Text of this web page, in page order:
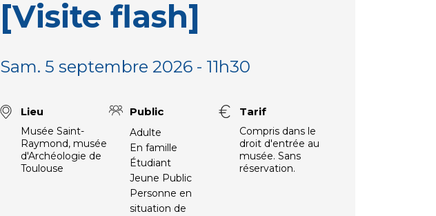
[Visite flash]
Sam. 5 septembre 2026 - 11h30
Lieu
Musée Saint-
Raymond, musée
d'Archéologie de
Toulouse
Public
Adulte
En famille
Étudiant
Jeune Public
Personne en
situation de
Tarif
Compris dans le
droit d'entrée au
musée. Sans
réservation.